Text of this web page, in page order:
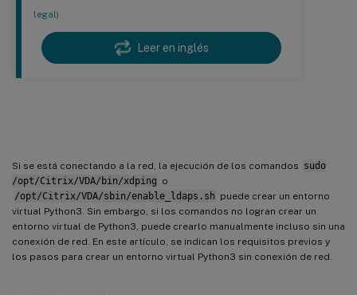
legal)
Leer en inglés
Si se está conectando a la red, la ejecución de los comandos sudo
/opt/Citrix/VDA/bin/xdping o
/opt/Citrix/VDA/sbin/enable_ldaps.sh puede crear un entorno
virtual Python3. Sin embargo, si los comandos no logran crear un
entorno virtual de Python3, puede crearlo manualmente incluso sin una
conexión de red. En este artículo, se indican los requisitos previos y
los pasos para crear un entorno virtual Python3 sin conexión de red.